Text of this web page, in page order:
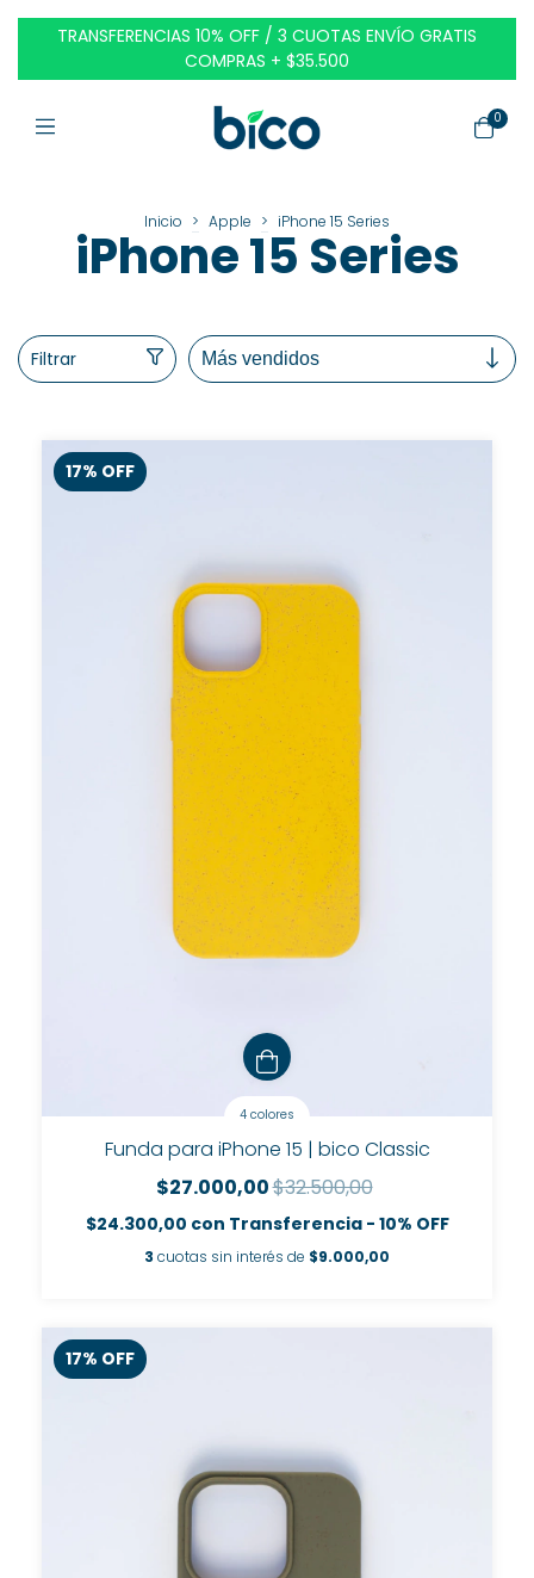
TRANSFERENCIAS 10% OFF / 3 CUOTAS ENVÍO GRATIS
COMPRAS + $35.500
0
Inicio > Apple > iPhone 15 Series
iPhone 15 Series
Filtrar
17% OFF
4 colores
Funda para iPhone 15 | bico Classic
$27.000,00$32.500,00
$24.300,00 con Transferencia - 10% OFF
3 cuotas sin interés de $9.000,00
17% OFF